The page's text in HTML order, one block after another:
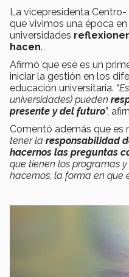
La vicepresidenta
que vivimos una época
universidades
hacen.
Afirmó que ese es un
iniciar la gestión en los
educación universitaria. “
universidades) pueden
presente y del futuro”,
Comentó además que es
tener la responsabilidad
hacernos las preguntas
que tienen los programas
hacemos, la forma en que